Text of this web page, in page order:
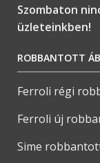
Szombaton
üzleteinkben!
ROBBANTOTT
Ferroli régi
Ferroli új
Sime